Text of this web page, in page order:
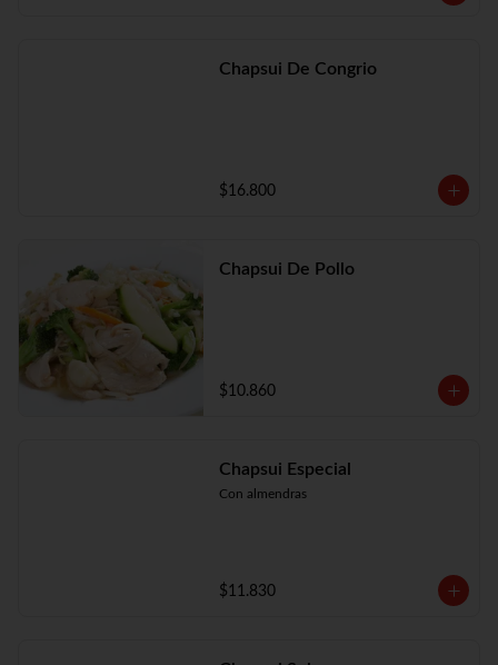
Chapsui De Congrio
$16.800
Chapsui De Pollo
$10.860
Chapsui Especial
Con almendras
$11.830